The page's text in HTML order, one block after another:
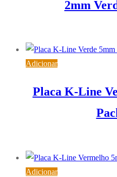
2mm
Adicionar
Placa K-Line
Adicionar